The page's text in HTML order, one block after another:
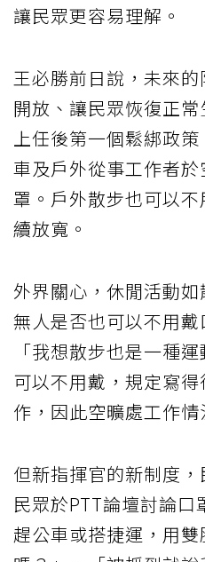
讓民眾更容易理解。
王必勝前日說，未來
開放、讓民眾恢復正
上任後第一個鬆綁政
車及戶外從事工作者
罩。戶外散步也可以
續放寬。
外界關心，休閒活動
無人是否也可以不用戴
「我想散步也是一種
可以不用戴，規定寫
作，因此空曠處工作情
但新指揮官的新制度，
民眾於PTT論壇討論
趕公車或搭捷運，用